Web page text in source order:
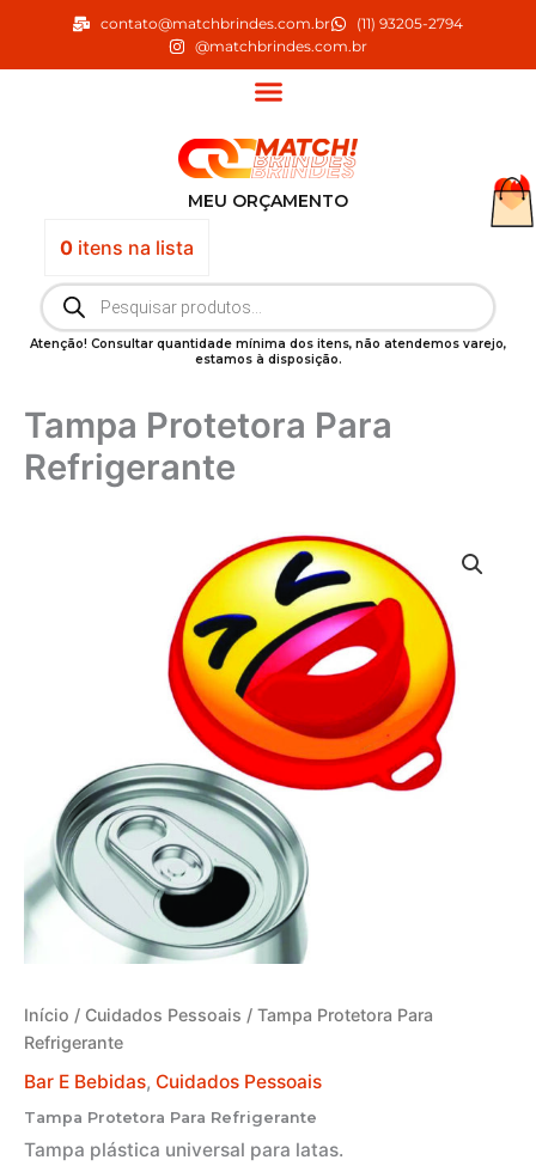
o
contato@matchbrindes.com.br
(11) 93205-2794
@matchbrindes.com.br
MEU ORÇAMENTO
0itens na lista
Pesquisar
produtos
Atenção! Consultar quantidade mínima dos itens, não atendemos varejo,
estamos à disposição.
Tampa Protetora Para
Refrigerante
Início / Cuidados Pessoais / Tampa Protetora Para
Refrigerante
Bar E Bebidas, Cuidados Pessoais
Tampa Protetora Para Refrigerante
Tampa plástica universal para latas.